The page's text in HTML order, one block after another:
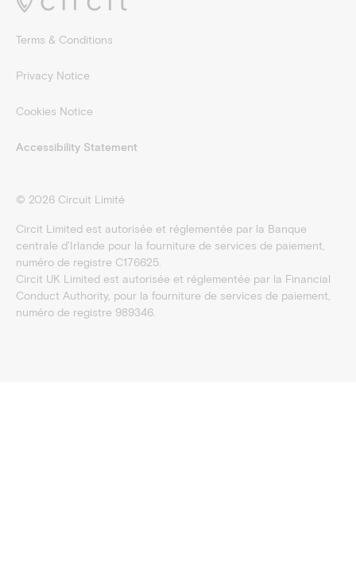
Terms & Conditions
Privacy Notice
Cookies Notice
Accessibility Statement
© 2026Circuit Limité
Circit Limited est autorisée et réglementée par la Banque
centrale d'Irlande pour la fourniture de services de paiement,
numéro de registre C176625.
Circit UK Limited est autorisée et réglementée par la Financial
Conduct Authority, pour la fourniture de services de paiement,
numéro de registre 989346.